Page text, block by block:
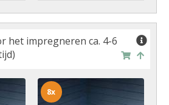
het impregneren ca. 4-6
8x